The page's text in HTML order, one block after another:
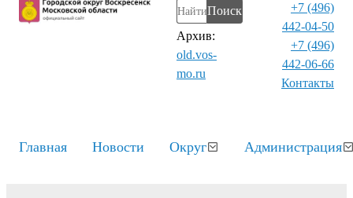
Поиск
Архив:
old.vos-
mo.ru
+7 (496)
442-04-50
+7 (496)
442-06-66
Контакты⁠
Главная Новости Округ Администрация